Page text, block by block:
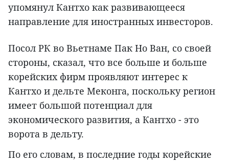
упомянул Кантхо как развивающееся
направление для иностранных инвесторов.
Посол РК во Вьетнаме Пак Но Ван, со своей
стороны, сказал, что все больше и больше
корейских фирм проявляют интерес к
Кантхо и дельте Меконга, поскольку регион
имеет большой потенциал для
экономического развития, а Кантхо - это
ворота в дельту.
По его словам, в последние годы корейские